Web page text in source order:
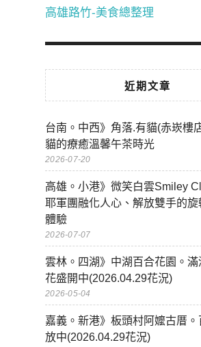
高雄路竹-美食總整理
近期文章
台南。中西》角落.有貓(赤崁樓
貓的療癒溫馨午茶時光
2026-07-20
高雄。小港》微笑白雲Smiley
耶軍團融化人心、解放雙手的旋
體驗
2026-07-07
雲林。四湖》中湖百合花園。滿
花盛開中(2026.04.29花況)
2026-05-04
嘉義。新港》板頭村阿嬤古厝
放中(2026.04.29花況)